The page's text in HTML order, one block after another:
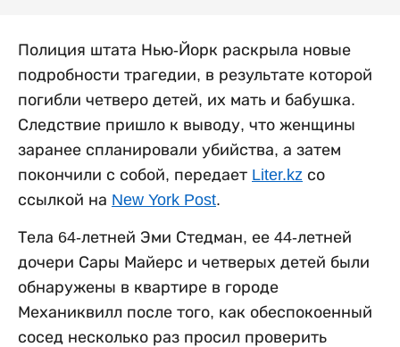
Полиция штата Нью-Йорк раскрыла новые
подробности трагедии, в результате которой
погибли четверо детей, их мать и бабушка.
Следствие пришло к выводу, что женщины
заранее спланировали убийства, а затем
покончили с собой, передает Liter.kz со
ссылкой на New York Post.
Тела 64-летней Эми Стедман, ее 44-летней
дочери Сары Майерс и четверых детей были
обнаружены в квартире в городе
Механиквилл после того, как обеспокоенный
сосед несколько раз просил проверить